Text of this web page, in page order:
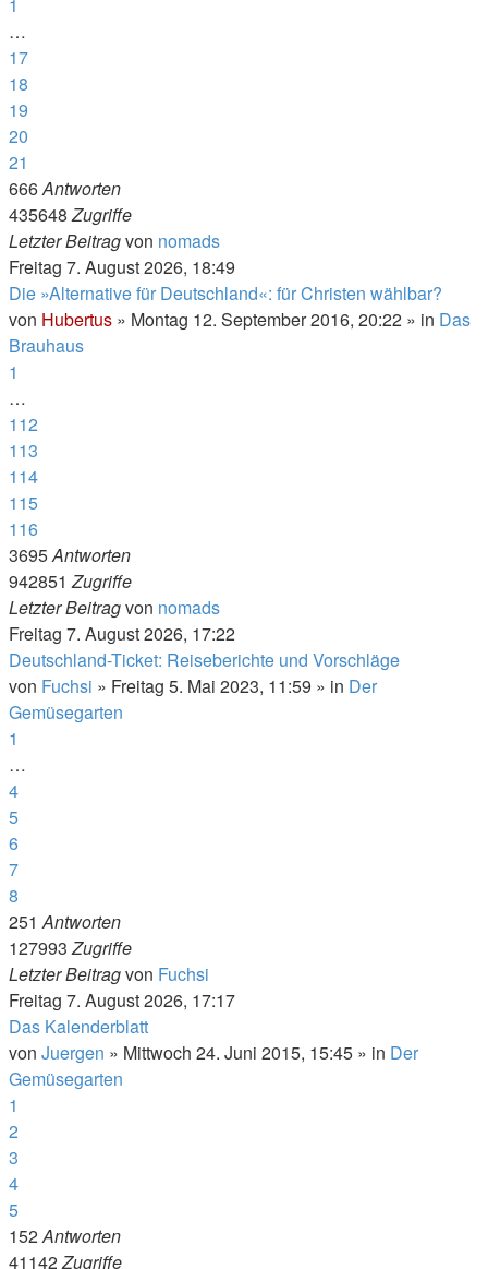
…
17
18
19
20
21
666Antworten
435648Zugriffe
Letzter Beitragvon nomads
Freitag 7. August 2026, 18:49
Die »Alternative für Deutschland«: für Christen wählbar?
von Hubertus » Montag 12. September 2016, 20:22 » in Das
Brauhaus
1
…
112
113
114
115
116
3695Antworten
942851Zugriffe
Letzter Beitragvon nomads
Freitag 7. August 2026, 17:22
Deutschland-Ticket: Reiseberichte und Vorschläge
von Fuchsi » Freitag 5. Mai 2023, 11:59 » in Der
Gemüsegarten
1
…
4
5
6
7
8
251Antworten
127993Zugriffe
Letzter Beitragvon Fuchsi
Freitag 7. August 2026, 17:17
Das Kalenderblatt
von Juergen » Mittwoch 24. Juni 2015, 15:45 » in Der
Gemüsegarten
1
2
3
4
5
152Antworten
41142Zugriffe